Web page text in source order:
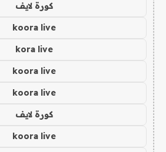
كورة لايف
koora live
kora live
koora live
koora live
كورة لايف
koora live